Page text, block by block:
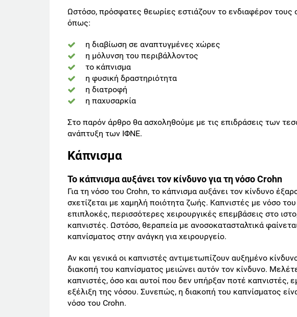
Ωστόσο, πρόσφατες θεωρίες εστιάζουν το ενδιαφέρον τους
όπως:
η διαβίωση σε αναπτυγμένες χώρες
η μόλυνση του περιβάλλοντος
το κάπνισμα
η φυσική δραστηριότητα
η διατροφή
η παχυσαρκία
Στο παρόν άρθρο θα ασχοληθούμε με τις επιδράσεις των
ανάπτυξη των ΙΦΝΕ.
Κάπνισμα
Το κάπνισμα αυξάνει τον κίνδυνο για τη νόσο Crohn
Για τη νόσο του Crohn, το κάπνισμα αυξάνει τον κίνδυνο
σχετίζεται με χαμηλή ποιότητα ζωής. Καπνιστές με νόσο
επιπλοκές, περισσότερες χειρουργικές επεμβάσεις στο
καπνιστές. Ωστόσο, θεραπεία με ανοσοκατασταλτικά
καπνίσματος στην ανάγκη για χειρουργείο.
Αν και γενικά οι καπνιστές αντιμετωπίζουν αυξημένο
διακοπή του καπνίσματος μειώνει αυτόν τον κίνδυνο.
καπνιστές, όσο και αυτοί που δεν υπήρξαν ποτέ καπνιστές,
εξέλιξη της νόσου. Συνεπώς, η διακοπή του καπνίσματος
νόσο του Crohn.